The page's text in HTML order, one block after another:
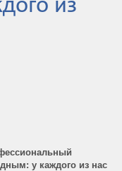
у каждого из нас